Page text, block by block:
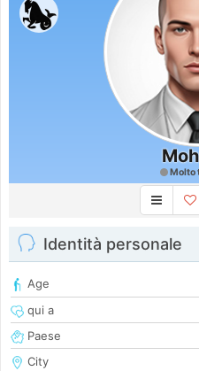
Molto
Identità personale
Age
qui a
Paese
City